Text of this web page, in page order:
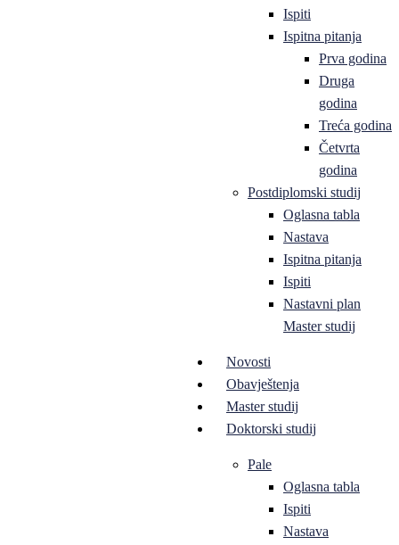
Ispiti
Ispitna pitanja
Prva godina
Druga
godina
Treća godina
Četvrta
godina
Postdiplomski studij
Oglasna tabla
Nastava
Ispitna pitanja
Ispiti
Nastavni plan
Master studij
Novosti
Obavještenja
Master studij
Doktorski studij
Pale
Oglasna tabla
Ispiti
Nastava